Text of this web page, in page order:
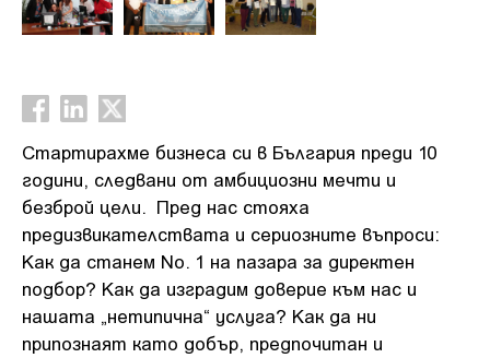
Стартирахме бизнеса си в България преди 10
години, следвани от амбициозни мечти и
безброй цели. Пред нас стояха
предизвикателствата и сериозните въпроси:
Как да станем Nо. 1 на пазара за директен
подбор? Как да изградим доверие към нас и
нашата „нетипична“ услуга? Как да ни
припознаят като добър, предпочитан и